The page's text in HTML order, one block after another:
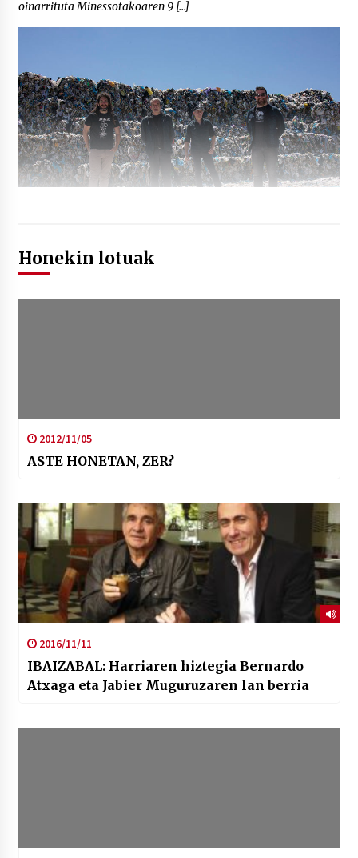
oinarrituta Minessotakoaren 9 […]
Honekin lotuak
2012/11/05
ASTE HONETAN, ZER?
2016/11/11
IBAIZABAL: Harriaren hiztegia Bernardo
Atxaga eta Jabier Muguruzaren lan berria